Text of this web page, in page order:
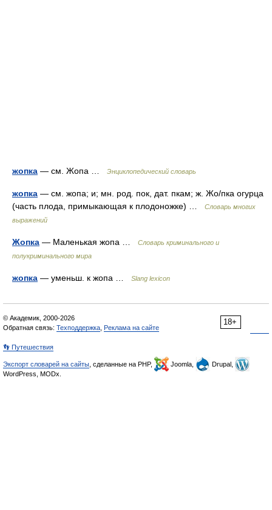
жопка — см. Жопа … Энциклопедический словарь
жопка — см. жопа; и; мн. род. пок, дат. пкам; ж. Жо/пка огурца
(часть плода, примыкающая к плодоножке) …
Словарь многих
выражений
Жопка — Маленькая жопа …
Словарь криминального и
полукриминального мира
жопка — уменьш. к жопа … Slang lexicon
18+
© Академик, 2000-2026
Обратная связь: Техподдержка Реклама на сайте
👣 Путешествия
Экспорт словарей на сайты , сделанные на PHP, Joomla,
Drupal,
WordPress, MODx.